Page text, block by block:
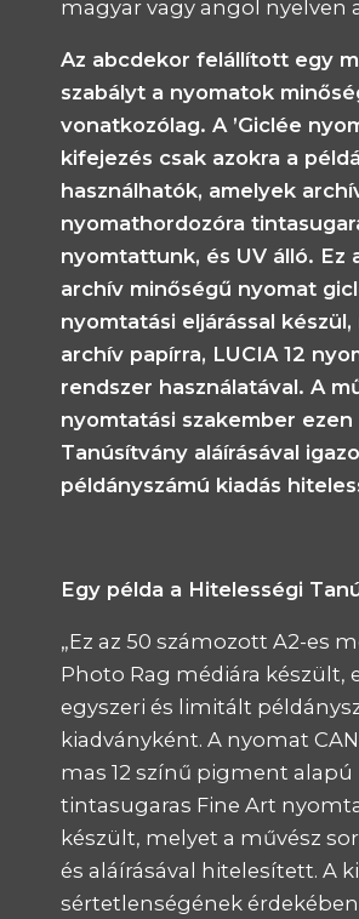
magyar vagy angol nyelven
Az abcdekor felállított egy
szabályt a nyomatok
vonatkozólag. A ’Giclée
kifejezés csak azokra a
használhatók, amelyek
nyomathordozóra
nyomtattunk, és UV álló. Ez
archív minőségű nyomat
nyomtatási eljárással
archív papírra, LUCIA 12
rendszer használatával. A
nyomtatási szakember ezen
Tanúsítvány aláírásával
példányszámú kiadás
Egy példa a Hitelességi
„Ez az 50 számozott A2-es
Photo Rag médiára készült,
egyszeri és limitált
kiadványként. A nyomat
mas 12 színű pigment alapú
tintasugaras Fine Art
készült, melyet a művész
és aláírásával hitelesített. A
sértetlenségének